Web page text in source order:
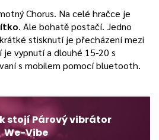
Chorus. Na celé hračce je
. Ale bohatě postačí. Jedno
stisknutí je přecházení mezi
vypnutí a dlouhé 15-20 s
s mobilem pomocí bluetooth.
stojí Párový vibrátor
We-Vibe